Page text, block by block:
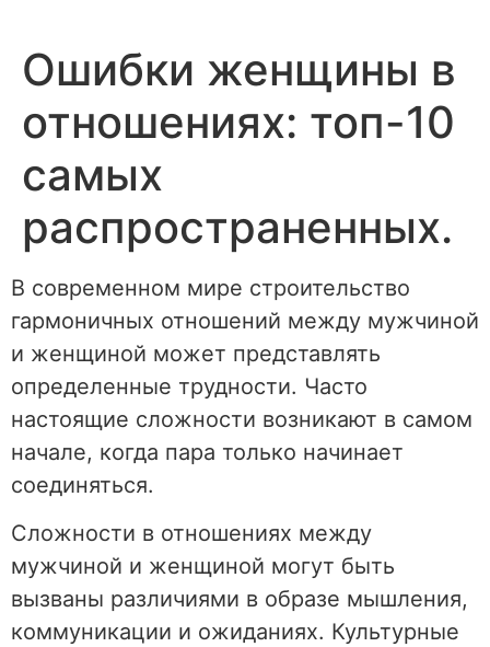
содержимому
Ошибки женщины в
отношениях: топ-10
самых
распространенных.
В современном мире строительство
гармоничных отношений между мужчиной
и женщиной может представлять
определенные трудности. Часто
настоящие сложности возникают в самом
начале, когда пара только начинает
соединяться.
Сложности в отношениях между
мужчиной и женщиной могут быть
вызваны различиями в образе мышления,
коммуникации и ожиданиях. Культурные